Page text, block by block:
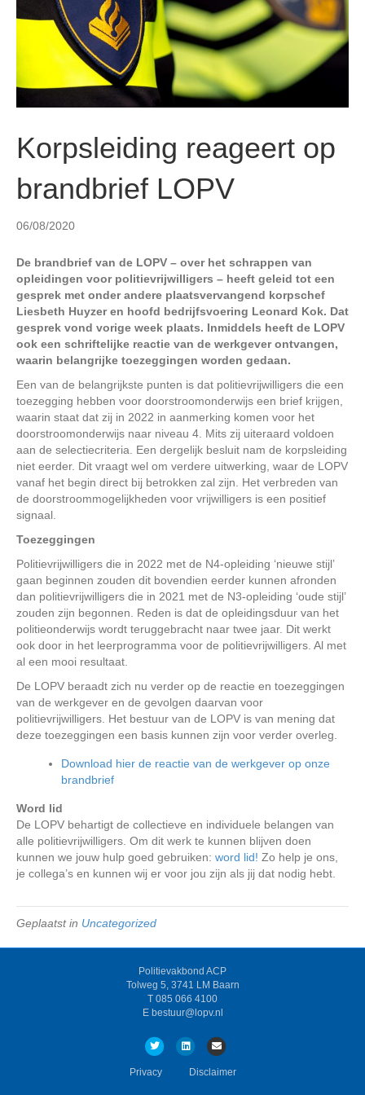
n
Korpsleiding reageert op
brandbrief LOPV
06/08/2020
De brandbrief van de LOPV – over het schrappen van
opleidingen voor politievrijwilligers – heeft geleid tot een
gesprek met onder andere plaatsvervangend korpschef
Liesbeth Huyzer en hoofd bedrijfsvoering Leonard Kok. Dat
gesprek vond vorige week plaats. Inmiddels heeft de LOPV
ook een schriftelijke reactie van de werkgever ontvangen,
waarin belangrijke toezeggingen worden gedaan.
Een van de belangrijkste punten is dat politievrijwilligers die een
toezegging hebben voor doorstroomonderwijs een brief krijgen,
waarin staat dat zij in 2022 in aanmerking komen voor het
doorstroomonderwijs naar niveau 4. Mits zij uiteraard voldoen
aan de selectiecriteria. Een dergelijk besluit nam de korpsleiding
niet eerder. Dit vraagt wel om verdere uitwerking, waar de LOPV
vanaf het begin direct bij betrokken zal zijn. Het verbreden van
de doorstroommogelijkheden voor vrijwilligers is een positief
signaal.
Toezeggingen
Politievrijwilligers die in 2022 met de N4-opleiding ‘nieuwe stijl’
gaan beginnen zouden dit bovendien eerder kunnen afronden
dan politievrijwilligers die in 2021 met de N3-opleiding ‘oude stijl’
zouden zijn begonnen. Reden is dat de opleidingsduur van het
politieonderwijs wordt teruggebracht naar twee jaar. Dit werkt
ook door in het leerprogramma voor de politievrijwilligers. Al met
al een mooi resultaat.
De LOPV beraadt zich nu verder op de reactie en toezeggingen
van de werkgever en de gevolgen daarvan voor
politievrijwilligers. Het bestuur van de LOPV is van mening dat
deze toezeggingen een basis kunnen zijn voor verder overleg.
Download hier de reactie van de werkgever op onze
brandbrief
Word lid
De LOPV behartigt de collectieve en individuele belangen van
alle politievrijwilligers. Om dit werk te kunnen blijven doen
kunnen we jouw hulp goed gebruiken: word lid! Zo help je ons,
je collega’s en kunnen wij er voor jou zijn als jij dat nodig hebt.
Geplaatst in Uncategorized
Politievakbond ACP
Tolweg 5, 3741 LM Baarn
T 085 066 4100
E bestuur@lopv.nl
T
L
E
Privacy Disclaimer